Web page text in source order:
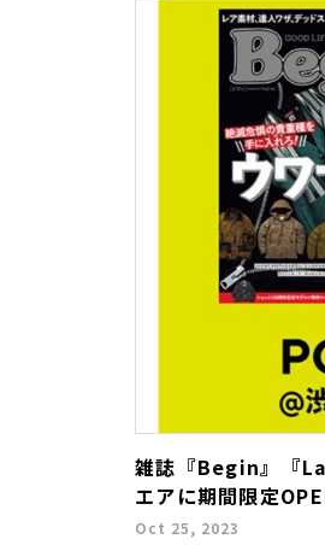
雑誌『Begin』『
エアに期間限定
Oct 25, 2023